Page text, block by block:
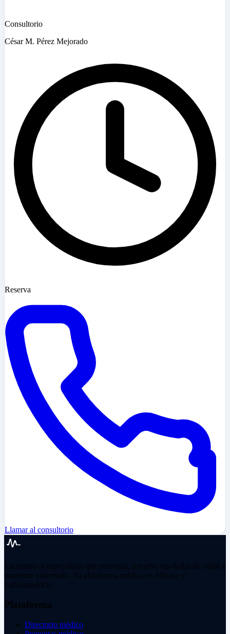
Consultorio
César M. Pérez Mejorado
Reserva
Llamar al consultorio
Encuentra al especialista que necesitas, resuelve tus dudas de salud y
mantente informado. Tu plataforma médica en México y
Latinoamérica.
Plataforma
Directorio médico